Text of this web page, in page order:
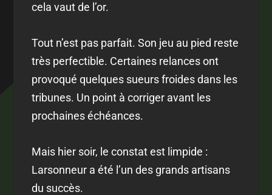
cela vaut de l’or.
Tout n’est pas parfait. Son jeu au pied reste
très perfectible. Certaines relances ont
provoqué quelques sueurs froides dans les
tribunes. Un point à corriger avant les
prochaines échéances.
Mais hier soir, le constat est limpide :
Larsonneur a été l’un des grands artisans
du succès.